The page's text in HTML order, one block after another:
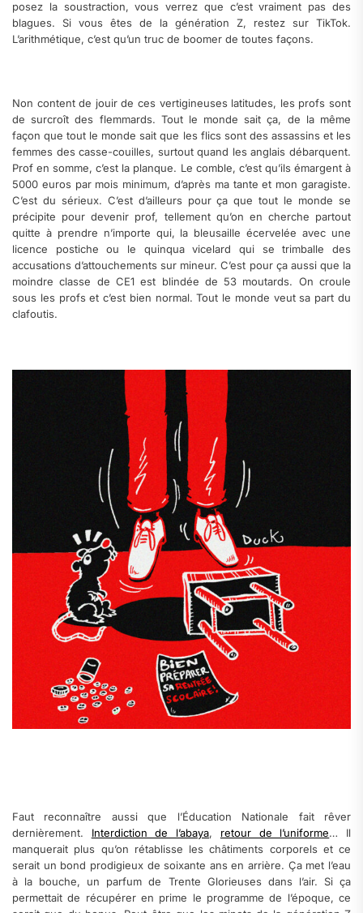
posez la soustraction, vous verrez que c’est vraiment pas des
blagues. Si vous êtes de la génération Z, restez sur TikTok.
L’arithmétique, c’est qu’un truc de boomer de toutes façons.
Non content de jouir de ces vertigineuses latitudes, les profs sont
de surcroît des flemmards. Tout le monde sait ça, de la même
façon que tout le monde sait que les flics sont des assassins et les
femmes des casse-couilles, surtout quand les anglais débarquent.
Prof en somme, c’est la planque. Le comble, c’est qu’ils émargent à
5000 euros par mois minimum, d’après ma tante et mon garagiste.
C’est du sérieux. C’est d’ailleurs pour ça que tout le monde se
précipite pour devenir prof, tellement qu’on en cherche partout
quitte à prendre n’importe qui, la bleusaille écervelée avec une
licence postiche ou le quinqua vicelard qui se trimballe des
accusations d’attouchements sur mineur. C’est pour ça aussi que la
moindre classe de CE1 est blindée de 53 moutards. On croule
sous les profs et c’est bien normal. Tout le monde veut sa part du
clafoutis.
Faut reconnaître aussi que l’Éducation Nationale fait rêver
dernièrement. Interdiction de l’abaya, retour de l’uniforme… Il
manquerait plus qu’on rétablisse les châtiments corporels et ce
serait un bond prodigieux de soixante ans en arrière. Ça met l’eau
à la bouche, un parfum de Trente Glorieuses dans l’air. Si ça
permettait de récupérer en prime le programme de l’époque, ce